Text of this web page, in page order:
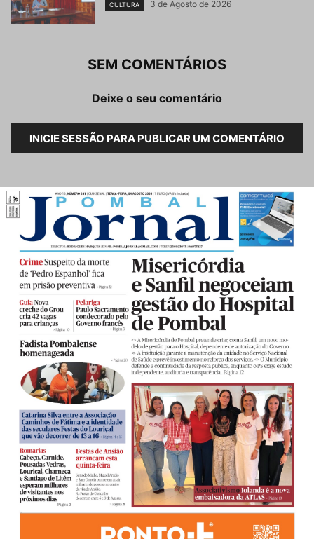
CULTURA 3 de Agosto de 2026
SEM COMENTÁRIOS
Deixe o seu comentário
INICIE SESSÃO PARA PUBLICAR UM COMENTÁRIO